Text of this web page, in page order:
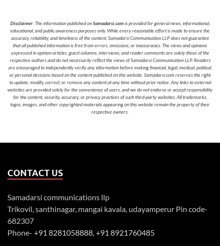
Disclaimer: The information published onSamadarsi.comis provided for general news, informational,
educational, and public awareness purposes only. While every reasonable effort is made to ensure the
accuracy, reliability, and timeliness of the content, Samadarsi Communication LLP does not guarantee
that all published information is free from errors, omissions, or inaccuracies. The views and opinions
expressed in opinion articles, guest columns, interviews, and reader comments are solely those of the
respective authors and do not necessarily reflect the views of Samadarsi Communication LLP. Readers
are encouraged to independently verify any information before making financial, legal, medical, political,
or personal decisions based on the content published on this website. Samadarsi.com reserves the right
to update, modify, correct, or remove any content at any time without prior notice. Any links to external
websites are provided solely for the convenience of users, and we do not endorse or accept responsibility
for the content, security, accuracy, or privacy practices of such third-party websites. All trademarks,
logos, images, and other copyrighted materials appearing on this website remain the property of their
respective owners.
CONTACT US
Samadarsi communications llp
Trikovil, santhinagar, mangai kavala, udayamperur Pin code-
682307
Phone- +91 8281058888,+91 8921760485